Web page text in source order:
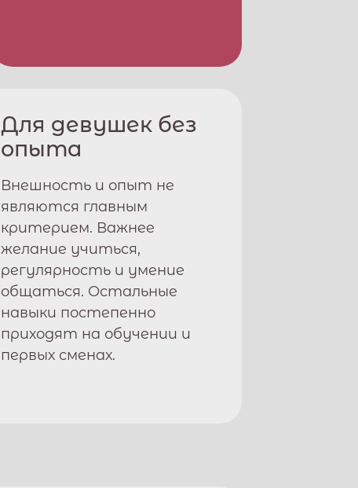
Для девушек без
опыта
Внешность и опыт не
являются главным
критерием. Важнее
желание учиться,
регулярность и умение
общаться. Остальные
навыки постепенно
приходят на обучении и
первых сменах.